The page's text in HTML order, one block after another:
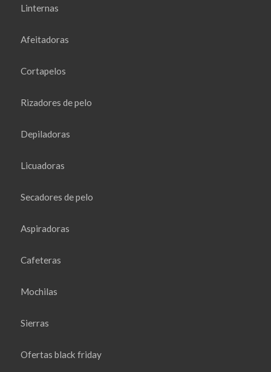
Linternas
Afeitadoras
Cortapelos
Rizadores de pelo
Depiladoras
Licuadoras
Secadores de pelo
Aspiradoras
Cafeteras
Mochilas
Sierras
Ofertas black friday